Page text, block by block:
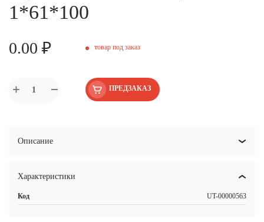
1*61*100
0.00 ₽ товар под заказ
ПРЕДЗАКАЗ
Описание
Характеристики
Код UT-00000563